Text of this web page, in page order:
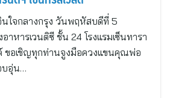
ใจกลางกรุง วันพฤหัสบดีที่ 5
หารเวนติซี ชั้น 24 โรงแรมเซ็นทารา
ขอเชิญทุกท่านจูงมือควงแขนคุณพ่อ
บอุ่น…